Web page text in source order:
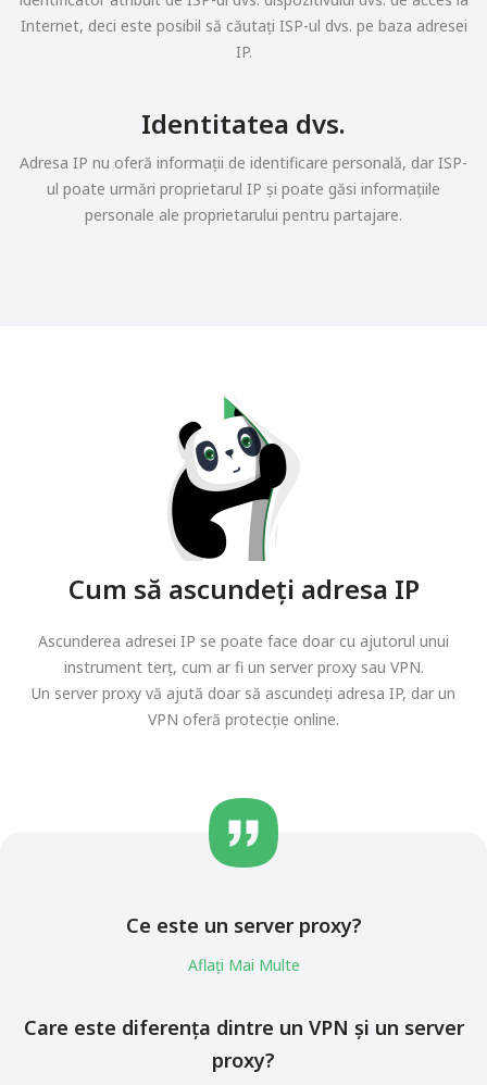
Internet, deci este posibil să căutați ISP-ul dvs. pe baza adresei
IP.
Identitatea dvs.
Adresa IP nu oferă informații de identificare personală, dar ISP-
ul poate urmări proprietarul IP și poate găsi informațiile
personale ale proprietarului pentru partajare.
Cum să ascundeți adresa IP
Ascunderea adresei IP se poate face doar cu ajutorul unui
instrument terț, cum ar fi un server proxy sau VPN.
Un server proxy vă ajută doar să ascundeți adresa IP, dar un
VPN oferă protecție online.
Ce este un server proxy?
Aflați Mai Multe
Care este diferența dintre un VPN și un server
proxy?